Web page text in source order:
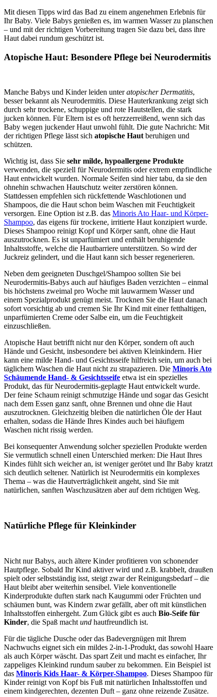
Mit diesen Tipps wird das Bad zu einem angenehmen Erlebnis für
Ihr Baby. Viele Babys genießen es, im warmen Wasser zu planschen
– und mit der richtigen Vorbereitung tragen Sie dazu bei, dass ihre
Haut dabei rundum geschützt ist.
Atopische Haut: Besondere Pflege bei Neurodermitis
Manche Babys und Kinder leiden unteratopischer Dermatitis,
besser bekannt als Neurodermitis. Diese Hauterkrankung zeigt sich
durch sehr trockene, schuppige und rote Hautstellen, die stark
jucken können. Für Eltern ist es oft herzzerreißend, wenn sich das
Baby wegen juckender Haut unwohl fühlt. Die gute Nachricht: Mit
der richtigen Pflege lässt sich atopische Haut beruhigen und
schützen.
Wichtig ist, dass Sie sehr milde, hypoallergene Produkte
verwenden, die speziell für Neurodermitis oder extrem empfindliche
Haut entwickelt wurden. Normale Seifen sind hier tabu, da sie den
ohnehin schwachen Hautschutz weiter zerstören können.
Stattdessen empfehlen sich rückfettende Waschlotionen und
Shampoos, die die Haut schon beim Waschen mit Feuchtigkeit
versorgen. Eine Option ist z.B. das Minoris Ato Haar- und Körper-
Shampoo, das eigens für trockene, irritierte Haut konzipiert wurde.
Dieses Shampoo reinigt Kopf und Körper sanft, ohne die Haut
auszutrocknen. Es ist unparfümiert und enthält beruhigende
Inhaltsstoffe, welche die Hautbarriere unterstützen. So wird der
Juckreiz gelindert, und die Haut kann sich besser regenerieren.
Neben dem geeigneten Duschgel/Shampoo sollten Sie bei
Neurodermitis-Babys auch auf häufiges Baden verzichten – einmal
bis höchstens zweimal pro Woche mit lauwarmem Wasser und
einem Spezialprodukt genügt meist. Trocknen Sie die Haut danach
sofort vorsichtig ab und cremen Sie Ihr Kind mit einer fetthaltigen,
unparfümierten Creme oder Salbe ein, um die Feuchtigkeit
einzuschließen.
Atopische Haut betrifft nicht nur den Körper, sondern oft auch
Hände und Gesicht, insbesondere bei aktiven Kleinkindern. Hier
kann eine milde Hand- und Gesichtsseife hilfreich sein, um auch bei
täglichem Waschen die Haut nicht zu strapazieren. Die Minoris Ato
Schäumende Hand- & Gesichtsseife etwa ist ein spezielles
Produkt, das für Neurodermitis-geplagte Haut entwickelt wurde.
Der feine Schaum reinigt schmutzige Hände und sogar das Gesicht
nach dem Essen ganz sanft, ohne Brennen und ohne die Haut
auszutrocknen. Gleichzeitig bleiben die natürlichen Öle der Haut
erhalten, sodass die Hände Ihres Kindes auch bei häufigem
Waschen nicht rissig werden.
Bei konsequenter Anwendung solcher speziellen Produkte werden
Sie vermutlich schnell einen Unterschied merken: Die Haut Ihres
Kindes fühlt sich weicher an, ist weniger gerötet und Ihr Baby kratzt
sich deutlich seltener. Natürlich ist Neurodermitis ein komplexes
Thema – was die Hautverträglichkeit angeht, sind Sie mit
natürlichen, sanften Waschzusätzen aber auf dem richtigen Weg.
Natürliche Pflege für Kleinkinder
Nicht nur Babys, auch ältere Kinder profitieren von schonender
Hautpflege. Sobald Ihr Kind aktiver wird und z.B. krabbelt, draußen
spielt oder selbstständig isst, steigt zwar der Reinigungsbedarf – die
Haut bleibt aber weiterhin sensibel. Viele konventionelle
Kinderprodukte duften stark nach Kaugummi oder Früchten und
schäumen bunt, was Kindern zwar gefällt, aber oft mit künstlichen
Inhaltsstoffen einhergeht. Zum Glück gibt es auch Bio-Seife für
Kinder, die Spaß macht und hautfreundlich ist.
Für die tägliche Dusche oder das Badevergnügen mit Ihrem
Nachwuchs eignet sich ein mildes 2-in-1-Produkt, das sowohl Haare
als auch Körper wäscht. Das spart Zeit und macht es einfacher, Ihr
zappeliges Kleinkind rundum sauber zu bekommen. Ein Beispiel ist
das Minoris Kids Haar- & Körper-Shampoo. Dieses Shampoo für
Kinder reinigt von Kopf bis Fuß mit natürlichen Inhaltsstoffen und
einem kindgerechten, dezenten Duft – ganz ohne reizende Zusätze.